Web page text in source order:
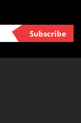
Subscribe